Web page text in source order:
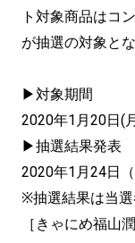
ト対象商品はコ
が抽選の対象とな
▶対象期間
2020年1月20日(
▶抽選結果発表
2020年1月24日
※抽選結果は当選
［きゃにめ福山